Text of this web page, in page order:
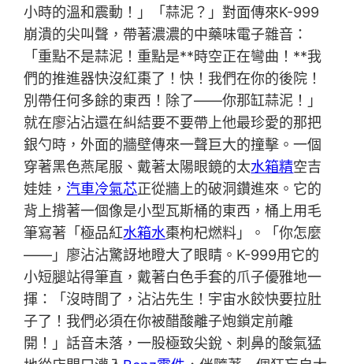
小時的溫和震動！」「蒜泥？」對面傳來K-999
崩潰的尖叫聲，帶著濃濃的中藥味電子雜音：
「重點不是蒜泥！重點是**時空正在彎曲！**我
們的推進器快沒紅棗了！快！我們在你的後院！
別帶任何多餘的東西！除了——你那缸蒜泥！」
就在廖沾沾還在糾結要不要帶上他最珍愛的那把
銀勺時，外面的牆壁傳來一聲巨大的撞擊。一個
穿著黑色燕尾服、戴著太陽眼鏡的太水箱精空吉
娃娃，汽車冷氣芯正從牆上的破洞鑽進來。它的
背上揹著一個像是小型瓦斯桶的東西，桶上用毛
筆寫著「極品紅水箱水棗枸杞燃料」。「你怎麼
——」廖沾沾驚訝地瞪大了眼睛。K-999用它的
小短腿站得筆直，戴著白色手套的爪子優雅地一
揮：「沒時間了，沾沾先生！宇宙水餃快要拉肚
子了！我們必須在你被醋酸離子炮鎖定前離
開！」話音未落，一股極致尖銳、刺鼻的酸氣猛